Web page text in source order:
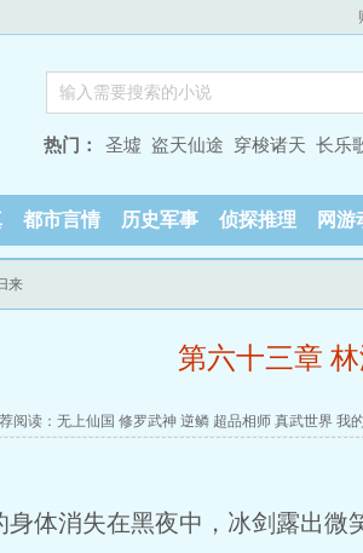
热门： 圣墟 盗天仙途 穿梭诸天 长乐
都市言情 历史军事 侦探推理 网游
来
第六十三章
阅读： 无上仙国 修罗武神 逆鳞 超品相师 真武世界 我
失在黑夜中，冰剑露出微笑